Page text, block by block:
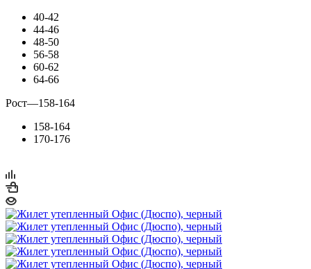
40-42
44-46
48-50
56-58
60-62
64-66
Рост—158-164
158-164
170-176